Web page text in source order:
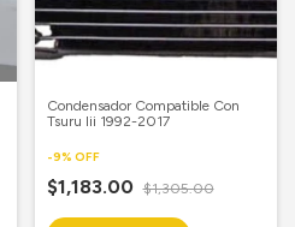
Condensador Compatible Con
Tsuru Iii 1992-2017
-9% OFF
$1,183.00 $1,305.00